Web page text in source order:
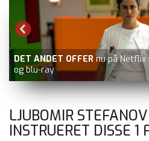
DET ANDET OFFER nu på
og blu-ray
LJUBOMIR
INSTRUERET DISSE 1